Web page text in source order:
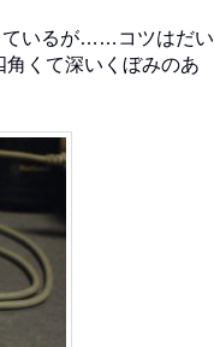
ているが……コツはだい
くて深いくぼみのあ